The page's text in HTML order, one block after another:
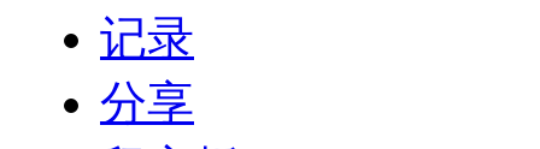
记录
分享